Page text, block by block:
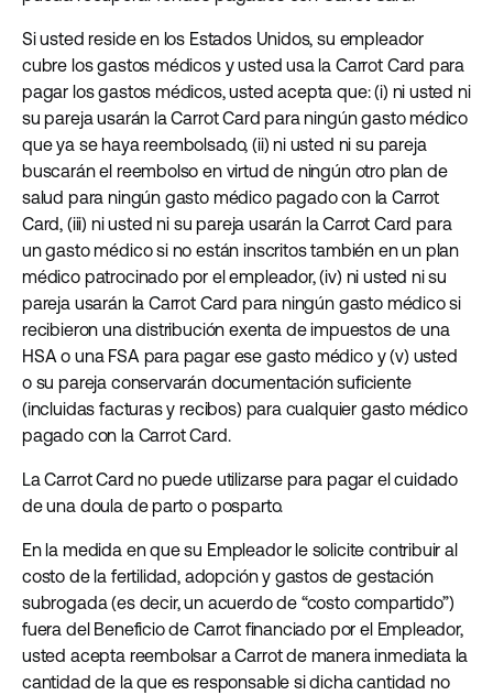
Si usted reside en los Estados Unidos, su empleador
cubre los gastos médicos y usted usa la Carrot Card para
pagar los gastos médicos, usted acepta que: (i) ni usted ni
su pareja usarán la Carrot Card para ningún gasto médico
que ya se haya reembolsado, (ii) ni usted ni su pareja
buscarán el reembolso en virtud de ningún otro plan de
salud para ningún gasto médico pagado con la Carrot
Card, (iii) ni usted ni su pareja usarán la Carrot Card para
un gasto médico si no están inscritos también en un plan
médico patrocinado por el empleador, (iv) ni usted ni su
pareja usarán la Carrot Card para ningún gasto médico si
recibieron una distribución exenta de impuestos de una
HSA o una FSA para pagar ese gasto médico y (v) usted
o su pareja conservarán documentación suficiente
(incluidas facturas y recibos) para cualquier gasto médico
pagado con la Carrot Card.
La Carrot Card no puede utilizarse para pagar el cuidado
de una doula de parto o posparto.
En la medida en que su Empleador le solicite contribuir al
costo de la fertilidad, adopción y gastos de gestación
subrogada (es decir, un acuerdo de “costo compartido”)
fuera del Beneficio de Carrot financiado por el Empleador,
usted acepta reembolsar a Carrot de manera inmediata la
cantidad de la que es responsable si dicha cantidad no